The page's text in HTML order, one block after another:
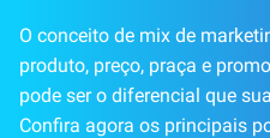
O conceito de mix de
produto, preço, praça e
pode ser o diferencial que
Confira agora os principais